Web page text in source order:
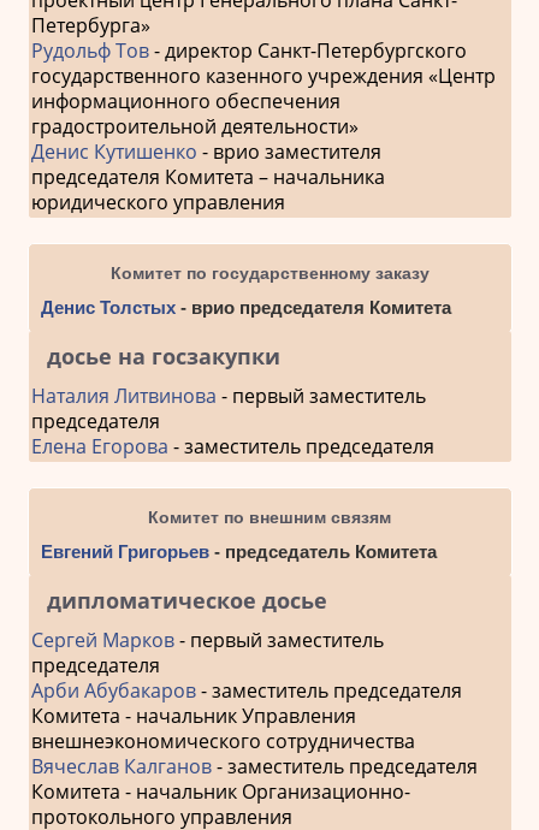
Петербурга»
Рудольф Тов- директор Санкт-Петербургского
государственного казенного учреждения «Центр
информационного обеспечения
градостроительной деятельности»
Денис Кутишенко - врио заместителя
председателя Комитета – начальника
юридического управления
Комитет по государственному заказу
Денис Толстых- врио председателя Комитета
досье на госзакупки
Наталия Литвинова - первый заместитель
председателя
Елена Егорова - заместитель председателя
Комитет по внешним связям
Евгений Григорьев- председатель Комитета
дипломатическое досье
Сергей Марков- первый заместитель
председателя
Арби Абубакаров- заместитель председателя
Комитета - начальник Управления
внешнеэкономического сотрудничества
Вячеслав Калганов- заместитель председателя
Комитета - начальник Организационно-
протокольного управления